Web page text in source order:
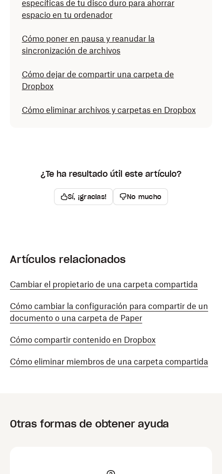
específicas de tu disco duro para ahorrar
espacio en tu ordenador
Cómo poner en pausa y reanudar la
sincronización de archivos
Cómo dejar de compartir una carpeta de
Dropbox
Cómo eliminar archivos y carpetas en Dropbox
¿Te ha resultado útil este artículo?
Sí, ¡gracias! No mucho
Artículos relacionados
Cambiar el propietario de una carpeta compartida
Cómo cambiar la configuración para compartir de un
documento o una carpeta de Paper
Cómo compartir contenido en Dropbox
Cómo eliminar miembros de una carpeta compartida
Otras formas de obtener ayuda